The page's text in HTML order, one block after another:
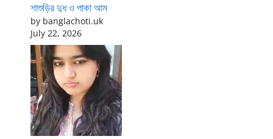
শাশুড়ির দুধ ও পাকা আম
by banglachoti.uk
July 22, 2026